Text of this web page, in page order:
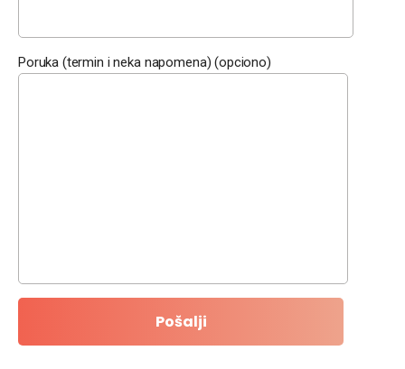
Poruka (termin i neka napomena) (opciono)
Pošalji